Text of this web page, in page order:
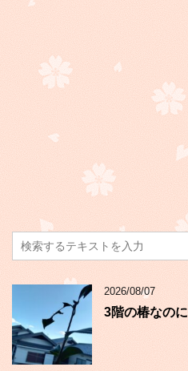
2026/08/07
3階の椿なのに